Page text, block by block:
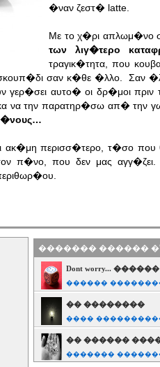
�ναν ζεστ� latte.
Με το χ�ρι απλωμ�νο
των λιγ�τερο
τραγικ�τητα, που
σαν κ�θε �λλο. Σαν
γερ�σει αυτο� οι δρ�μοι
να την παρατηρ�σω απ� την
ακ�μη περισσ�τερο, τ�σο
π�νο, που δεν μας
������� ������
Dont worry...
������
�� ��������
����
�� ������
�������